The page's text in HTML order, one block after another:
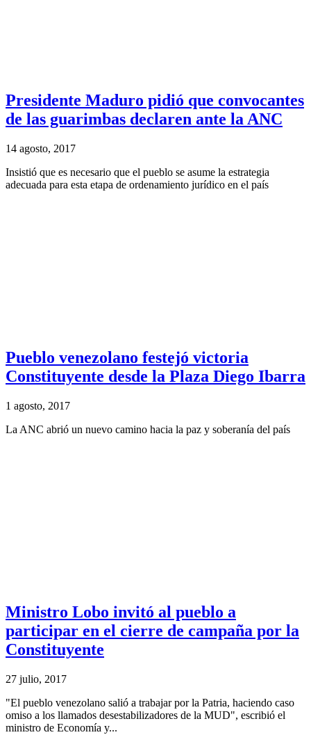
Presidente Maduro pidió que convocantes
de las guarimbas declaren ante la ANC
14 agosto, 2017
Insistió que es necesario que el pueblo se asume la estrategia
adecuada para esta etapa de ordenamiento jurídico en el país
Pueblo venezolano festejó victoria
Constituyente desde la Plaza Diego Ibarra
1 agosto, 2017
La ANC abrió un nuevo camino hacia la paz y soberanía del país
Ministro Lobo invitó al pueblo a
participar en el cierre de campaña por la
Constituyente
27 julio, 2017
"El pueblo venezolano salió a trabajar por la Patria, haciendo caso
omiso a los llamados desestabilizadores de la MUD", escribió el
ministro de Economía y...